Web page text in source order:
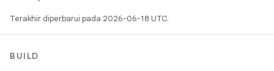
Terakhir diperbarui pada 2026-06-18 UTC.
BUILD